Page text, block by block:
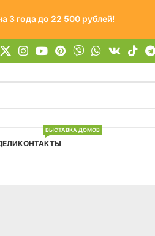
3 года до 22 500 рублей!
КОНТАКТЫ
ВЫСТАВКА ДОМОВ